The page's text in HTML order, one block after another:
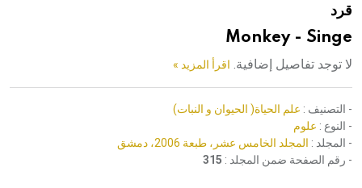
قرد
Monkey - Singe
لا توجد تفاصيل إضافية. اقرأ المزيد »
- التصنيف : علم الحياة( الحيوان و النبات)
- النوع : علوم
- المجلد : المجلد الخامس عشر، طبعة 2006، دمشق
- رقم الصفحة ضمن المجلد : 315